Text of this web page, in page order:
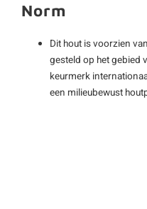
Norm
Dit hout is voorzien
gesteld op het gebied
keurmerk
een milieubewust